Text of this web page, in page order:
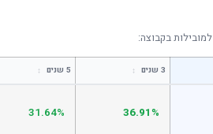
למובילות בקבוצה:
3 שנים ↕ 5 שנים ↕
36.91%
31.64%